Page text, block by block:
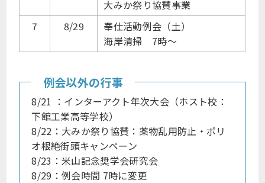
大みか祭り協賛事業
7
8/29
奉仕活動例会（土）
海岸清掃 7時～
例会以外の行事
8/21 ：インターアクト年次大会（ホスト校：
下館工業高等学校）
8/22：大みか祭り協賛：薬物乱用防止・ポリ
オ根絶街頭キャンペーン
8/23：米山記念奨学会研究会
8/29：例会時間 7時に変更